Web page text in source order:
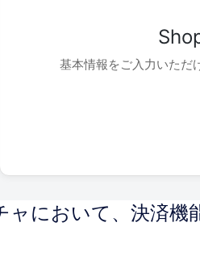
基本情報をご入力いただ
ャにおいて、決済